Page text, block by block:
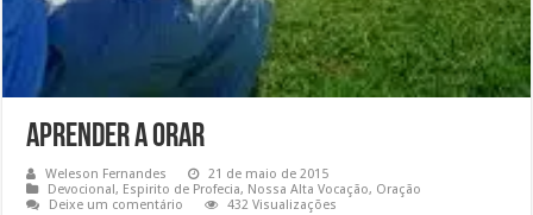
Aprender a orar
Weleson Fernandes
21 de maio de 2015
Devocional, Espirito de Profecia, Nossa Alta Vocação, Oração
Deixe um comentário
432 Visualizações